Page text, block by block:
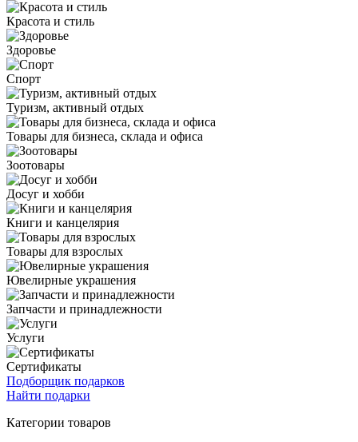
Красота и стиль
Здоровье
Спорт
Туризм, активный отдых
Товары для бизнеса, склада и офиса
Зоотовары
Досуг и хобби
Книги и канцелярия
Товары для взрослых
Ювелирные украшения
Запчасти и принадлежности
Услуги
Сертификаты
Подборщик подарков
Найти подарки
Категории товаров